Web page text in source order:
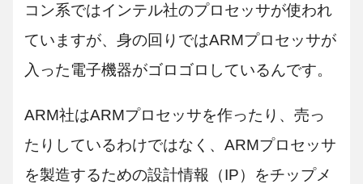
コン系ではインテル社のプロセッサが使われ
ていますが、身の回りではARMプロセッサが
入った電子機器がゴロゴロしているんです。
ARM社はARMプロセッサを作ったり、売っ
たりしているわけではなく、ARMプロセッサ
を製造するための設計情報（IP）をチップメ